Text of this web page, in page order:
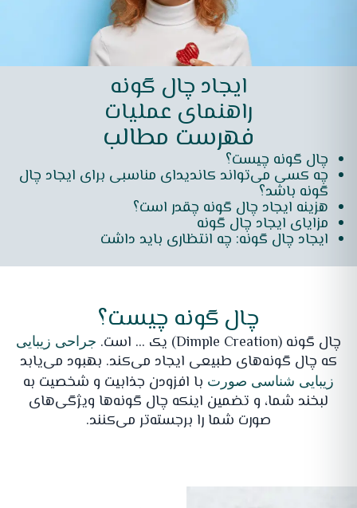
ایجاد چال گونه
راهنمای عملیات
فهرست مطالب
چال گونه چیست؟
چه کسی می‌تواند کاندیدای مناسبی برای ایجاد چال
گونه باشد؟
هزینه ایجاد چال گونه چقدر است؟
مزایای ایجاد چال گونه
ایجاد چال گونه: چه انتظاری باید داشت
چال گونه چیست؟
چال گونه (Dimple Creation) یک ... است. جراحی زیبایی
که چال گونه‌های طبیعی ایجاد می‌کند. بهبود می‌یابد
زیبایی شناسی صورت با افزودن جذابیت و شخصیت به
لبخند شما، و تضمین اینکه چال گونه‌ها ویژگی‌های
صورت شما را برجسته‌تر می‌کنند.